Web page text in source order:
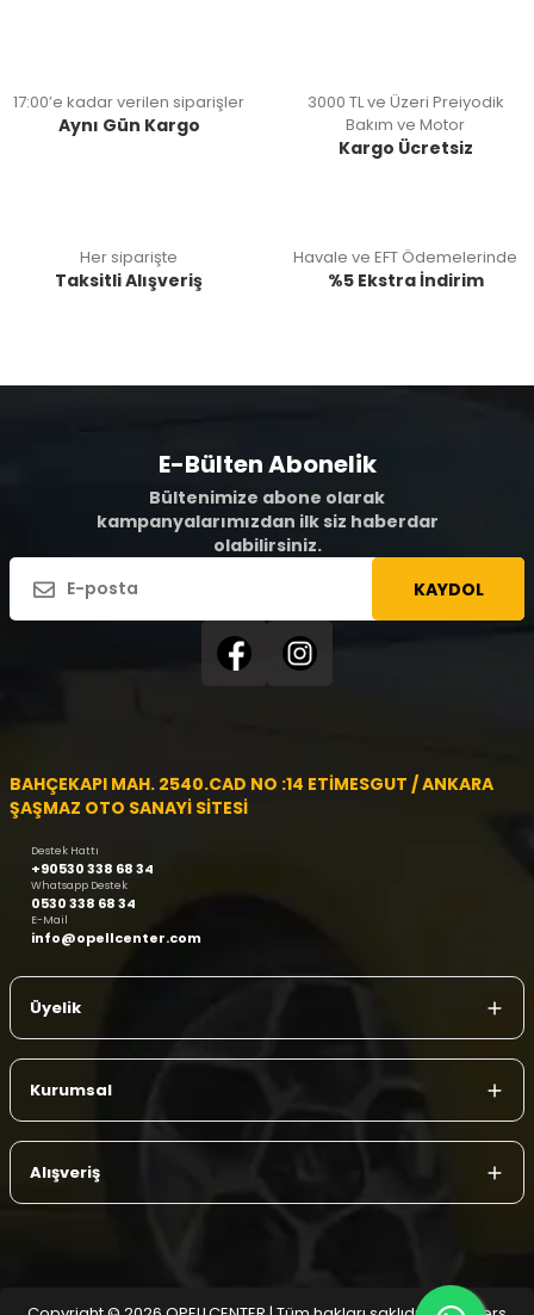
17:00’e kadar verilen siparişler
Aynı Gün Kargo
3000 TL ve Üzeri Preiyodik
Bakım ve Motor
Kargo Ücretsiz
Her siparişte
Taksitli Alışveriş
Havale ve EFT Ödemelerinde
%5 Ekstra İndirim
E-Bülten Abonelik
Bültenimize abone olarak
kampanyalarımızdan ilk siz haberdar
olabilirsiniz.
KAYDOL
BAHÇEKAPI MAH. 2540.CAD NO :14 ETİMESGUT / ANKARA
ŞAŞMAZ OTO SANAYİ SİTESİ
Destek Hattı
+90530 338 68 34
Whatsapp Destek
0530 338 68 34
E-Mail
info@opellcenter.com
Üyelik
Kurumsal
Alışveriş